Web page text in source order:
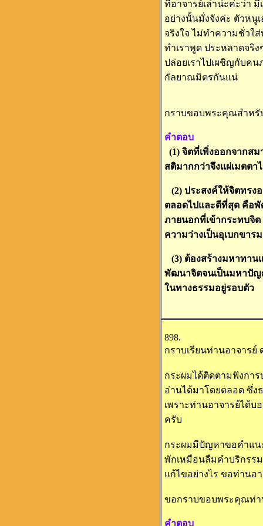
ที่อาจารย์เล่าน่ะค่ะว่า
อย่างนั้นมั่งจังค่ะ ตัวหนู
จริงใจ ไม่ทำความชั่วใ
ทำเราพูด ประหลาดจริ
ปล่อยเราไปเผชิญกับคน
กัลยาณมิตรกันแน่
กราบขอบพระคุณสำหรั
คำตอบ
(1) จิตที่เพิ่งออกจากส
สติมากกว่าจึงแผ่เมตตา
(2) ประสงค์ให้จิตทรง
ตลอดไปและดีที่สุด คือ
ภายนอกที่เข้ากระทบจิ
ความว่างเป็นอุเบกขา
(3) ต้องสร้างมหาทาน
พัฒนาจิตจนเป็นมหาปัญ
ในทางธรรมอยู่รอบตัว
898.
กราบเรียนท่านอาจารย์
กระผมได้ติดตามฟังกา
อ่านได้มาโดยตลอด ซึ่ง
เพราะท่านอาจารย์ได้
ครับ
กระผมมีปัญหาขอคำแน
พักเหมือนลืมคำบริกรรม
แก้ไขอย่างไร ขอท่านอ
ขอกราบขอบพระคุณท่า
คำตอบ